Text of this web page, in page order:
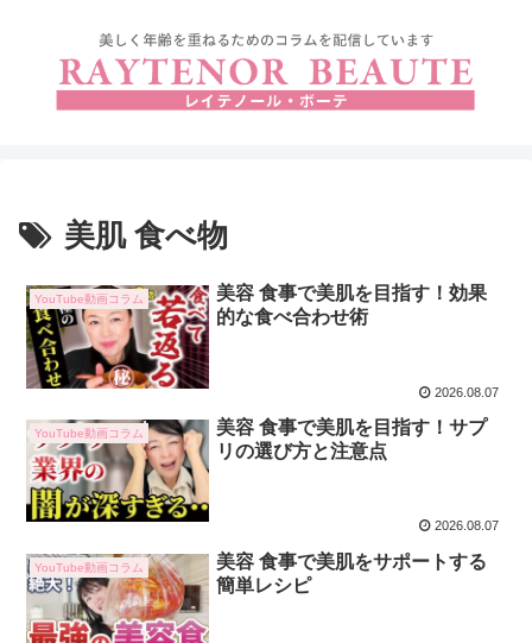
美肌 食べ物
YouTube動画コラム
美容 食事で美肌を目指す！効果
的な食べ合わせ術
2026.08.07
YouTube動画コラム
美容 食事で美肌を目指す！サプ
リの選び方と注意点
2026.08.07
YouTube動画コラム
美容 食事で美肌をサポートする
簡単レシピ